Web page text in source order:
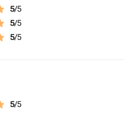
5/5
5/5
5/5
5/5